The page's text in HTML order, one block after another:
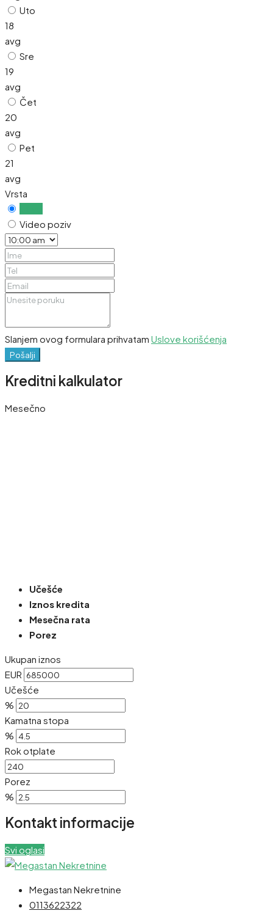
Uto
18
avg
Sre
19
avg
Čet
20
avg
Pet
21
avg
Vrsta
Video poziv
Slanjem ovog formulara prihvatam Uslove korišćenja
Pošalji
Kreditni kalkulator
Mesečno
Učešće
Iznos kredita
Mesečna rata
Porez
Ukupan iznos
EUR
Učešće
%
Kamatna stopa
%
Rok otplate
Porez
%
Kontakt informacije
Svi oglasi
Megastan Nekretnine
0113622322